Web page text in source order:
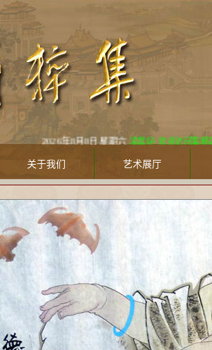
2026年8月8日 星期六 凌晨好! 欢迎访问集粹斋
关于我们 艺术展厅